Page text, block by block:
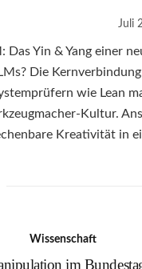
Juli
Das Yin & Yang einer
Die
wie Lean
Kultur.
Kreativität in
Wissenschaft
im